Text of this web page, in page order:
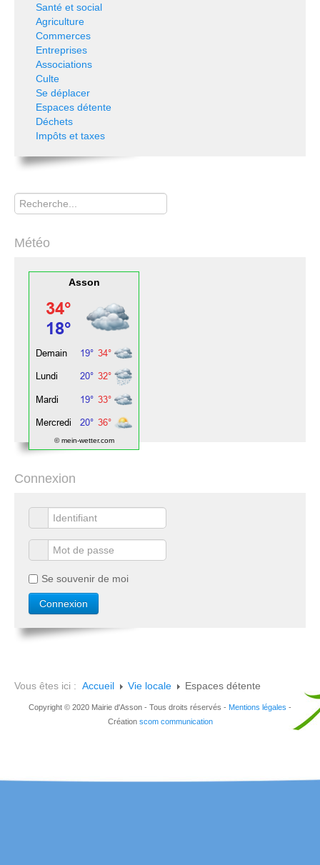
Santé et social
Agriculture
Commerces
Entreprises
Associations
Culte
Se déplacer
Espaces détente
Déchets
Impôts et taxes
Rechercher
Météo
Asson
© mein-wetter.com
Connexion
Se souvenir de moi
Vous êtes ici : Accueil Vie locale Espaces détente
Copyright © 2020 Mairie d'Asson - Tous droits réservés - Mentions légales -
Création scom communication